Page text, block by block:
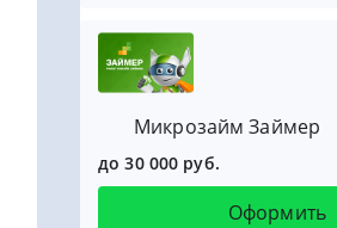
Микрозайм Займер
до 30 000 руб.
Оформить